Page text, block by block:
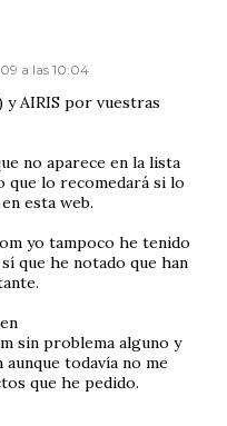
a las 10:04
y AIRIS por vuestras
no aparece en la lista
que lo recomedará si lo
esta web.
yo tampoco he tenido
que he notado que han
sin problema alguno y
aunque todavía no me
que he pedido.